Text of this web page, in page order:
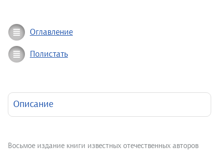
Оглавление
Полистать
Описание
Восьмое издание книги известных отечественных авторов